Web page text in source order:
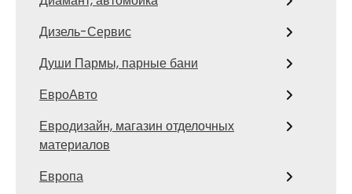
Дизель-Сервис
Души Пармы, парные бани
ЕвроАвто
Евродизайн, магазин отделочных
материалов
Европа